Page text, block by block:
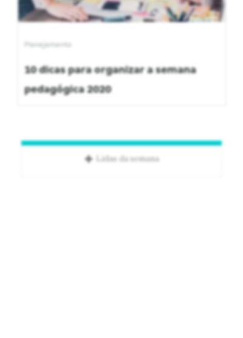
Planejamento
10 dicas para organizar a semana
pedagógica 2020
Lidas da semana